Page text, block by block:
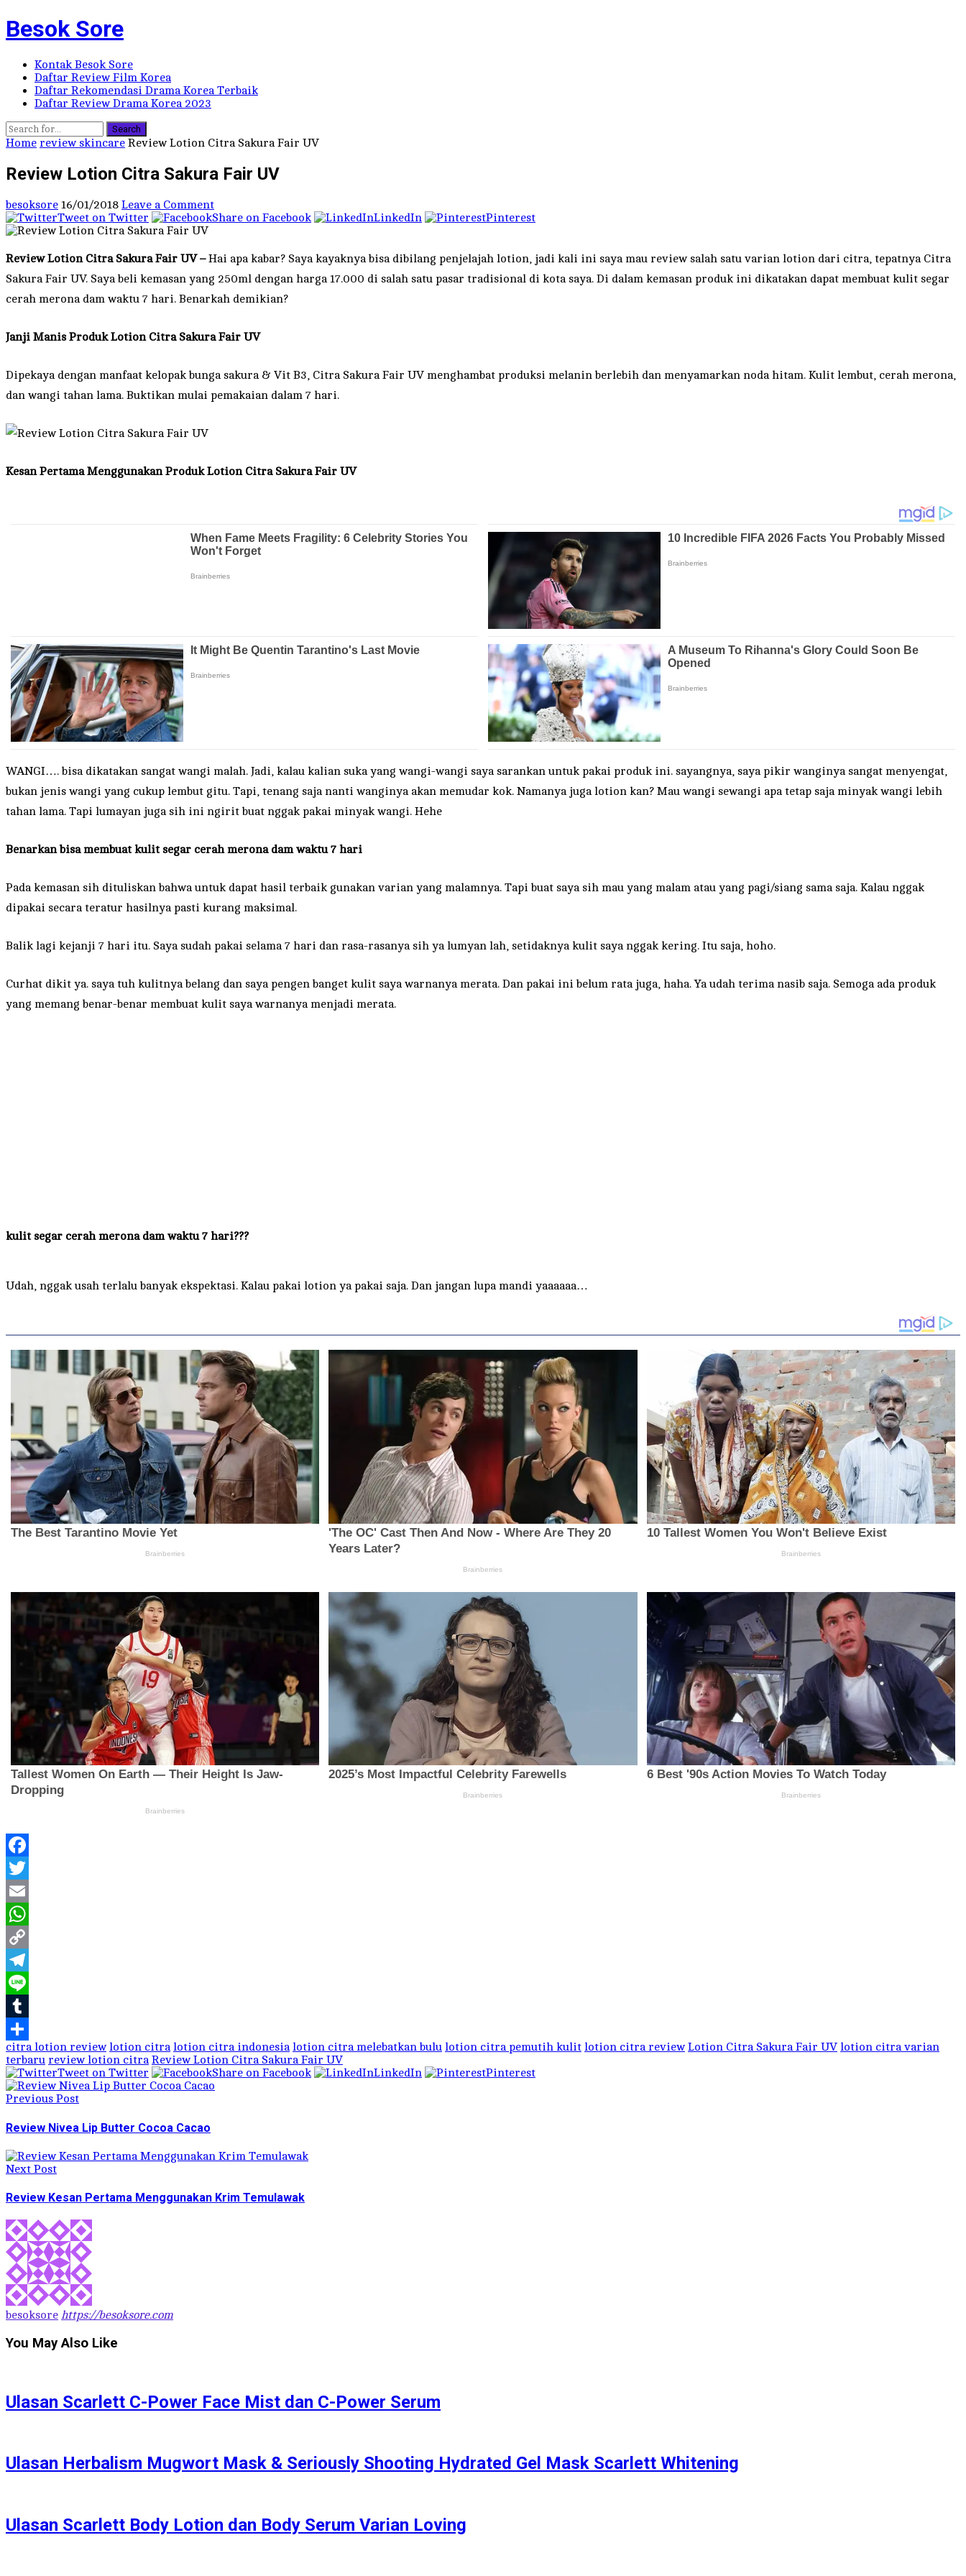
Besok Sore
Kontak Besok Sore
Daftar Review Film Korea
Daftar Rekomendasi Drama Korea Terbaik
Daftar Review Drama Korea 2023
Search
Home review skincare Review Lotion Citra Sakura Fair UV
Review Lotion Citra Sakura Fair UV
besoksore 16/01/2018 Leave a Comment
Tweet on Twitter
Share on Facebook LinkedIn Pinterest
Review Lotion Citra Sakura Fair UV –Hai apa kabar? Saya kayaknya bisa dibilang penjelajah lotion, jadi kali ini saya mau review salah satu varian lotion dari citra, tepatnya Citra
Sakura Fair UV. Saya beli kemasan yang 250ml dengan harga 17.000 di salah satu pasar tradisional di kota saya. Di dalam kemasan produk ini dikatakan dapat membuat kulit segar
cerah merona dam waktu 7 hari. Benarkah demikian?
Janji Manis Produk Lotion Citra Sakura Fair UV
Dipekaya dengan manfaat kelopak bunga sakura & Vit B3, Citra Sakura Fair UV menghambat produksi melanin berlebih dan menyamarkan noda hitam. Kulit lembut, cerah merona,
dan wangi tahan lama. Buktikan mulai pemakaian dalam 7 hari.
Kesan Pertama Menggunakan Produk Lotion Citra Sakura Fair UV
WANGI…. bisa dikatakan sangat wangi malah. Jadi, kalau kalian suka yang wangi-wangi saya sarankan untuk pakai produk ini. sayangnya, saya pikir wanginya sangat menyengat,
bukan jenis wangi yang cukup lembut gitu. Tapi, tenang saja nanti wanginya akan memudar kok. Namanya juga lotion kan? Mau wangi sewangi apa tetap saja minyak wangi lebih
tahan lama. Tapi lumayan juga sih ini ngirit buat nggak pakai minyak wangi. Hehe
Benarkan bisa membuat kulit segar cerah merona dam waktu 7 hari
Pada kemasan sih dituliskan bahwa untuk dapat hasil terbaik gunakan varian yang malamnya. Tapi buat saya sih mau yang malam atau yang pagi/siang sama saja. Kalau nggak
dipakai secara teratur hasilnya pasti kurang maksimal.
Balik lagi kejanji 7 hari itu. Saya sudah pakai selama 7 hari dan rasa-rasanya sih ya lumyan lah, setidaknya kulit saya nggak kering. Itu saja, hoho.
Curhat dikit ya. saya tuh kulitnya belang dan saya pengen banget kulit saya warnanya merata. Dan pakai ini belum rata juga, haha. Ya udah terima nasib saja. Semoga ada produk
yang memang benar-benar membuat kulit saya warnanya menjadi merata.
kulit segar cerah merona dam waktu 7 hari???
Udah, nggak usah terlalu banyak ekspektasi. Kalau pakai lotion ya pakai saja. Dan jangan lupa mandi yaaaaaa…
Facebook
Twitter
Email
WhatsApp
Copy
Link
Telegram
Line
Tumblr
Share
citra lotion review lotion citra lotion citra indonesia lotion citra melebatkan bulu lotion citra pemutih kulit lotion citra review Lotion Citra Sakura Fair UV lotion citra varian
terbaru review lotion citra Review Lotion Citra Sakura Fair UV
Tweet on Twitter
Share on Facebook LinkedIn
Pinterest
Previous Post
Review Nivea Lip Butter Cocoa Cacao
Next Post
Review Kesan Pertama Menggunakan Krim Temulawak
besoksore https://besoksore.com
You May Also Like
Ulasan Scarlett C-Power Face Mist dan C-Power Serum
Ulasan Herbalism Mugwort Mask & Seriously Shooting Hydrated Gel Mask Scarlett Whitening
Ulasan Scarlett Body Lotion dan Body Serum Varian Loving